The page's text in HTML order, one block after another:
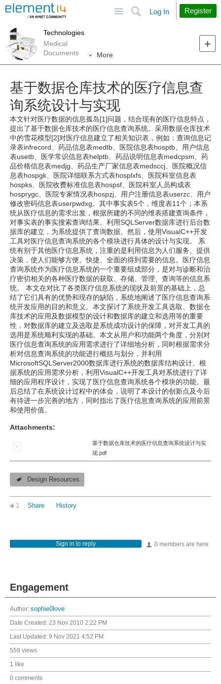
Search
Log In Register
Technologies
Medical
Documents
More
基于数据仓库技术的医疗信息查
询系统设计与实现
本文针对医疗数据的信息孤岛[1]问题，结合现有的医疗信息特点，
提出了基于数据仓库技术的医疗信息查询系统。采用数据仓库技术
中的雪花模型[2]对医疗信息建立了相关知识表，例如：查询信息记
录表infrecord、药品信息表medtb、医院信息表hosptb、用户信息
表usetb、医学常识信息表helptb、药品说明信息表medcpsm、药
品价格信息表medjg、药品生产厂家信息表medsccj、医院概况信
息表hospgk、医院详细联系方式表hosplxfs、医院科室信息表
hospks、医院收费标准信息表hospsf、医院科室人员构成表
hosprygc、医院专家情况表hospzj、用户注册信息表userzc、用户
修改密码信息表userpwdxg。其中事实表5个，维度表11个；本系
统从医疗信息的需求出发，根据所建的不同的维表搭建查询条件，
对事实表的事实搜索查询结果。利用SQLServer数据库进行后台数
据库的建立，为系统提供了查询数据。然后，使用VisualC++开发
工具对医疗信息查询系统的各个模块进行具体的设计与实现。 系
统有别于其他医疗信息系统，注重的是利用信息为人们服务、提供
决策，使人们能够方便、快捷、全面的得到需要的信息。医疗信息
查询系统作为医疗信息系统的一个重要组成部分，是对与诊断和治
疗密切相关的各种医疗数据的获取、存储、管理、查询等的信息系
统。 本文在对比了各类医疗信息系统的现状及前景的基础上，总
结了它们具有的优势和现存的缺陷，系统地阐述了医疗信息查询系
统开发应用的目的和意义。本文探讨了系统开发工具选取、数据仓
库技术的应用及数据模型的设计和数据库的建立和选用等的重要
性，对数据库的建立及选取是系统成功设计的保障，对开发工具的
选用是系统顺利实现的基础。本文从用户和功能两个角度，分别对
医疗信息查询系统的应用需求进行了详细地分析，同时根据需求分
析对信息查询系统的功能进行概括与划分，并利用
MicrosoftSQLServer2000数据库进行系统的数据库结构设计。根
据系统的应用需求分析，利用VisualC++开发工具对系统进行了详
细的应用程序设计，实现了医疗信息查询系统各个模块的功能。最
后总结了在系统设计过程中的体会，说明了本设计的创新点及今后
有待进一步完善的地方，同时指出了医疗信息查询系统的应用前景
和使用价值。
Attachments:
基于数据仓库技术的医疗信息查询系统设计与实
现.pdf
Design Resources
1 Share History
0 members are here
Sign in to reply
Engagement
Author: sophie0love
Date Created: 23 Nov 2010 2:22 PM
Last Updated: 9 Nov 2021 4:52 PM
559 views
1 like
0 comments